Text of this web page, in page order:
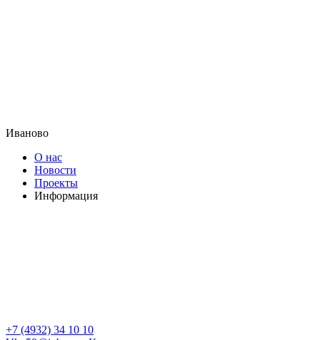
Иваново
О нас
Новости
Проекты
Информация
+7 (4932) 34 10 10